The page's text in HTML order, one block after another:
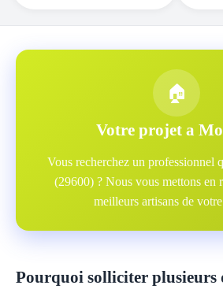
🏠
Votre projet a
Vous recherchez un professionnel
(29600) ? Nous vous mettons en
meilleurs artisans de
Pourquoi solliciter plusieurs